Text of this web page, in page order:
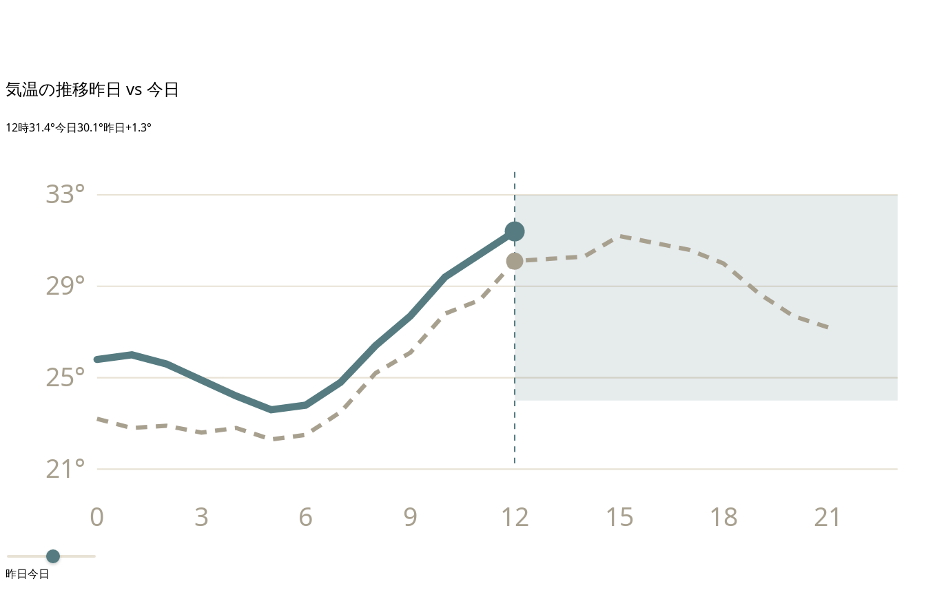
気温の推移昨日 vs 今日
12時31.4°今日30.1°昨日+1.3°
21°
25°
29°
33°
0 3 6 9 12 15 18 21
昨日今日